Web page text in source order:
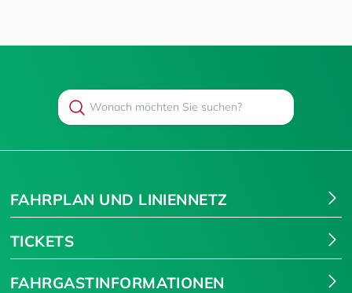
Search
FAHRPLAN UND LINIENNETZ
TICKETS
FAHRGASTINFORMATIONEN